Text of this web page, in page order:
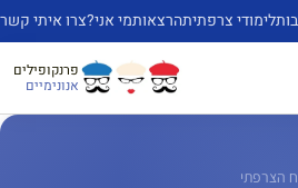
לימודי צרפתיתהרצאותמי אני?צרו איתי קשר
פרנקופילים
אנונימיים
הצרפתי